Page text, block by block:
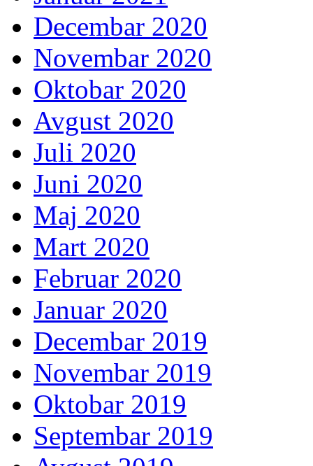
Decembar 2020
Novembar 2020
Oktobar 2020
Avgust 2020
Juli 2020
Juni 2020
Maj 2020
Mart 2020
Februar 2020
Januar 2020
Decembar 2019
Novembar 2019
Oktobar 2019
Septembar 2019